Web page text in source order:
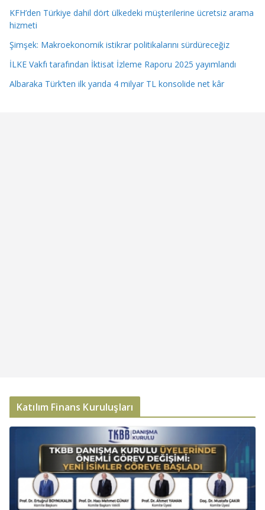
KFH’den Türkiye dahil dört ülkedeki müşterilerine ücretsiz arama
hizmeti
Şimşek: Makroekonomik istikrar politikalarını sürdüreceğiz
İLKE Vakfı tarafından İktisat İzleme Raporu 2025 yayımlandı
Albaraka Türk’ten ilk yarıda 4 milyar TL konsolide net kâr
Katılım Finans Kuruluşları